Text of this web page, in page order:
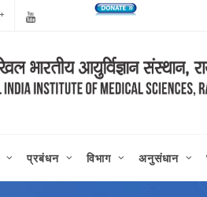
प्रबंधन विभाग अनुसंधान